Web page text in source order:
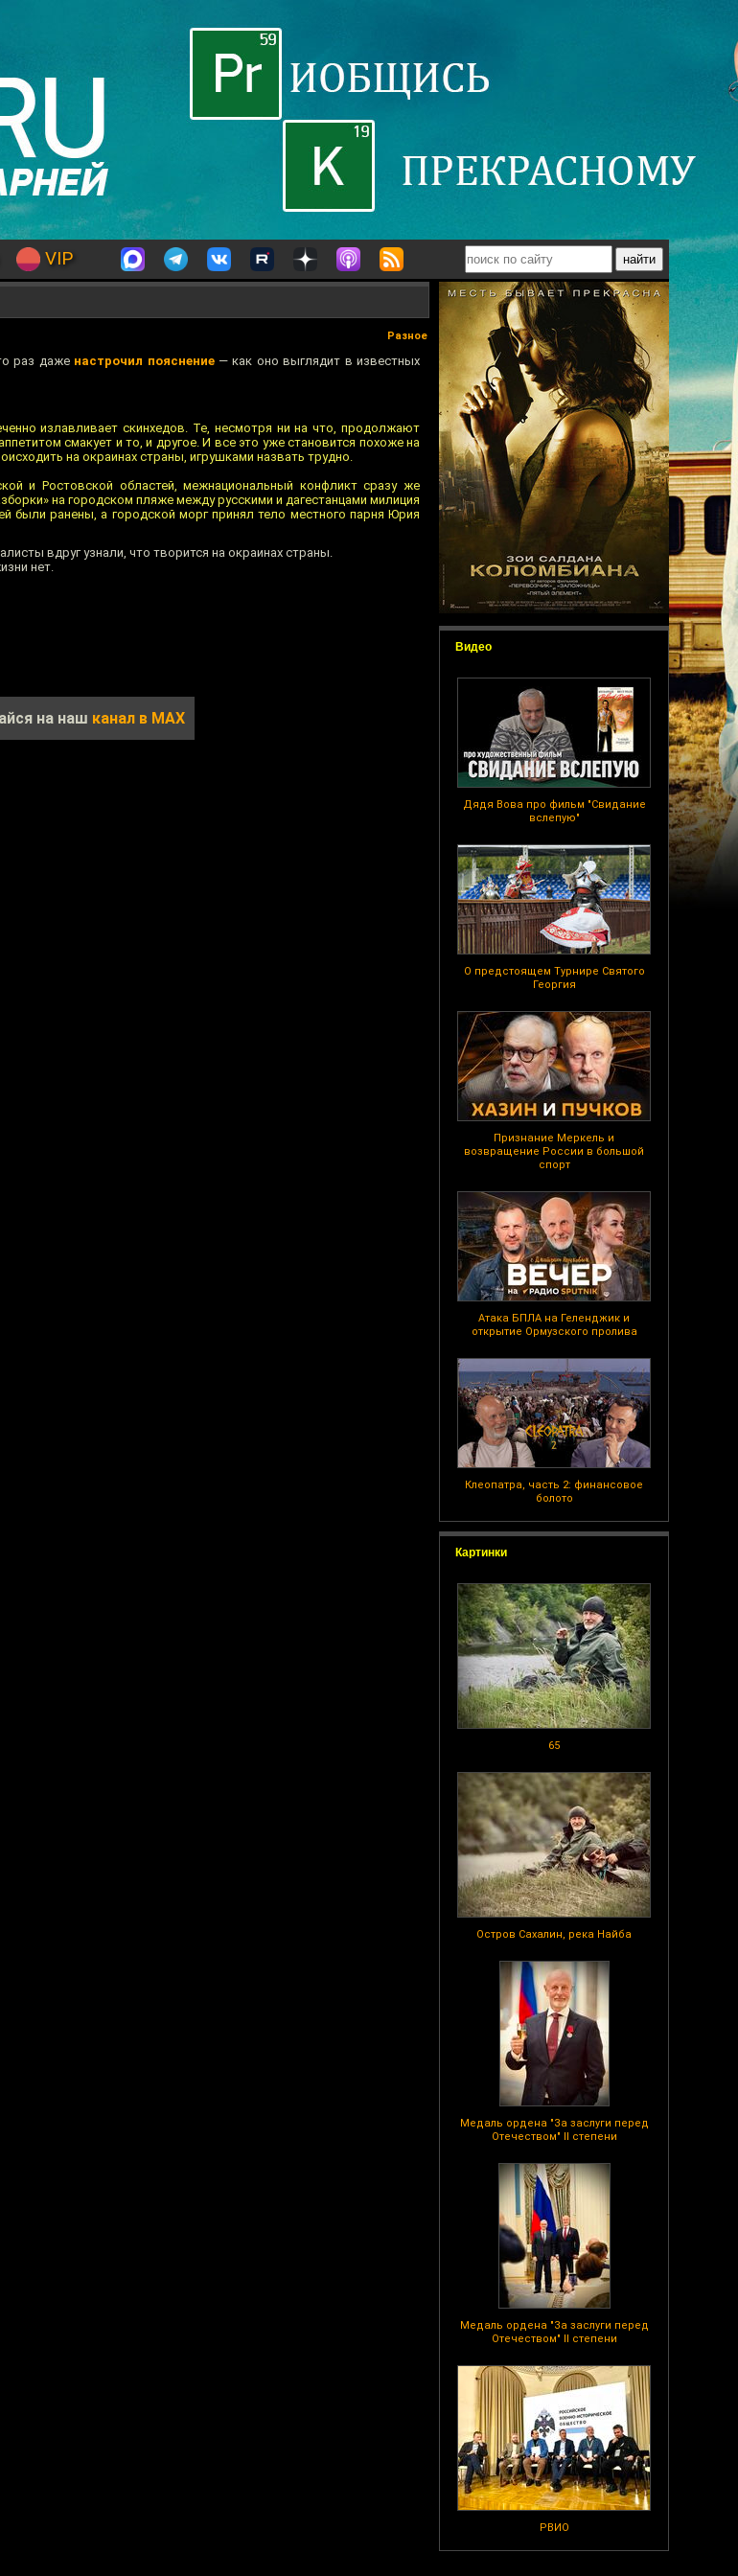
VIP
Видео
Дядя Вова про фильм "Свидание
вслепую"
О предстоящем Турнире Святого
Георгия
Признание Меркель и
возвращение России в большой
спорт
Атака БПЛА на Геленджик и
открытие Ормузского пролива
Клеопатра, часть 2: финансовое
болото
Картинки
65
Остров Сахалин, река Найба
Медаль ордена "За заслуги перед
Отечеством" II степени
Медаль ордена "За заслуги перед
Отечеством" II степени
РВИО
Разное
раз даже настрочил пояснение— как оно выглядит в известных
излавливает скинхедов. Те, несмотря ни на что, продолжают
смакует и то, и другое. И все это уже становится похоже на
на окраинах страны, игрушками назвать трудно.
и Ростовской областей, межнациональный конфликт сразу же
на городском пляже между русскими и дагестанцами милиция
были ранены, а городской морг принял тело местного парня Юрия
вдруг узнали, что творится на окраинах страны.
нет.
на наш канал в MAX